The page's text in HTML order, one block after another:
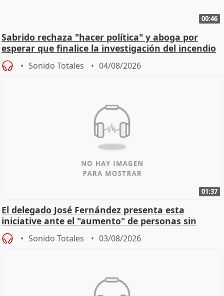
00:46
Sabrido rechaza "hacer política" y aboga por
esperar que finalice la investigación del incendio
Sonido Totales 04/08/2026
01:37
El delegado José Fernández presenta esta
iniciative ante el "aumento" de personas sin
hogar en Madri
Sonido Totales 03/08/2026